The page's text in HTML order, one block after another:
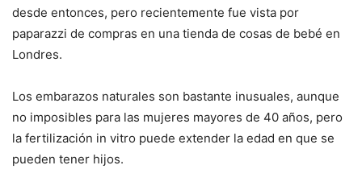
desde entonces, pero recientemente fue vista por
paparazzi de compras en una tienda de cosas de bebé en
Londres.
Los embarazos naturales son bastante inusuales, aunque
no imposibles para las mujeres mayores de 40 años, pero
la fertilización in vitro puede extender la edad en que se
pueden tener hijos.